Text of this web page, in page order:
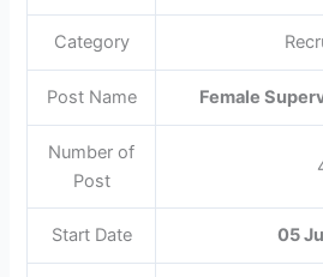
Category
Post Name Female
Number of
Post
Start Date 05